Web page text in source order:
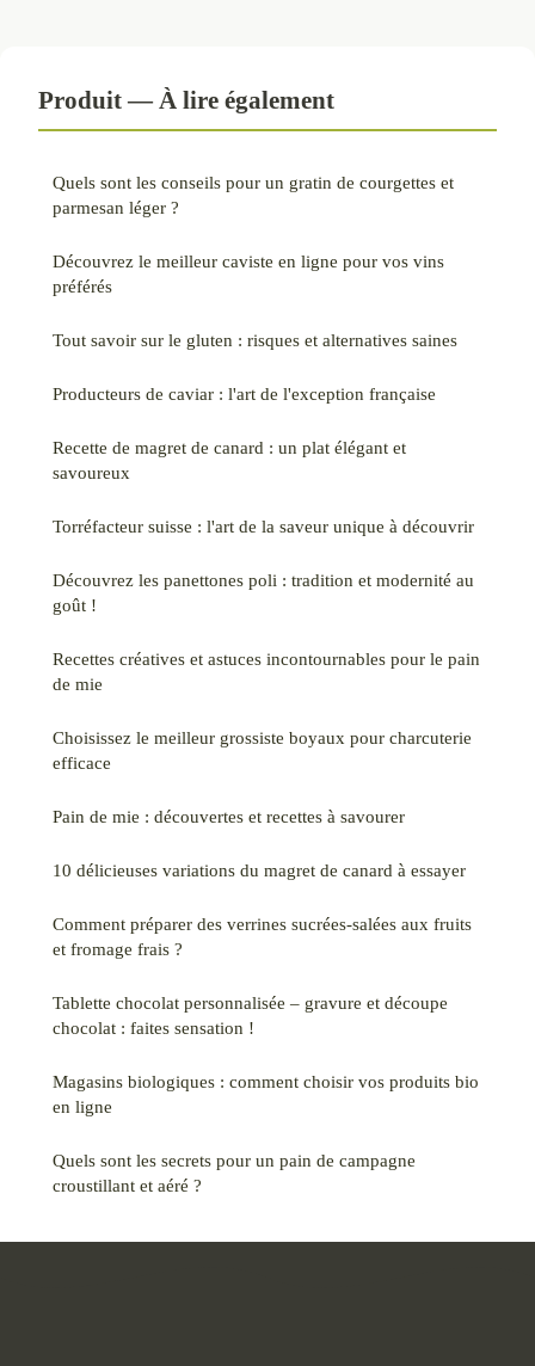
Produit — À lire également
Quels sont les conseils pour un gratin de courgettes et
parmesan léger ?
Découvrez le meilleur caviste en ligne pour vos vins
préférés
Tout savoir sur le gluten : risques et alternatives saines
Producteurs de caviar : l'art de l'exception française
Recette de magret de canard : un plat élégant et
savoureux
Torréfacteur suisse : l'art de la saveur unique à découvrir
Découvrez les panettones poli : tradition et modernité au
goût !
Recettes créatives et astuces incontournables pour le pain
de mie
Choisissez le meilleur grossiste boyaux pour charcuterie
efficace
Pain de mie : découvertes et recettes à savourer
10 délicieuses variations du magret de canard à essayer
Comment préparer des verrines sucrées-salées aux fruits
et fromage frais ?
Tablette chocolat personnalisée – gravure et découpe
chocolat : faites sensation !
Magasins biologiques : comment choisir vos produits bio
en ligne
Quels sont les secrets pour un pain de campagne
croustillant et aéré ?